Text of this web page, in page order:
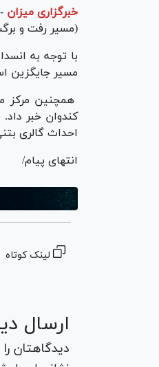
خبرگزاری میزان -
(مسیر رفت و برگشت)
با توجه به
مسیر جایگزین
همچنین مرکز
احداث گالری
انتهای پیام/
لینک کوتاه
ارسال
دیدگاهتان